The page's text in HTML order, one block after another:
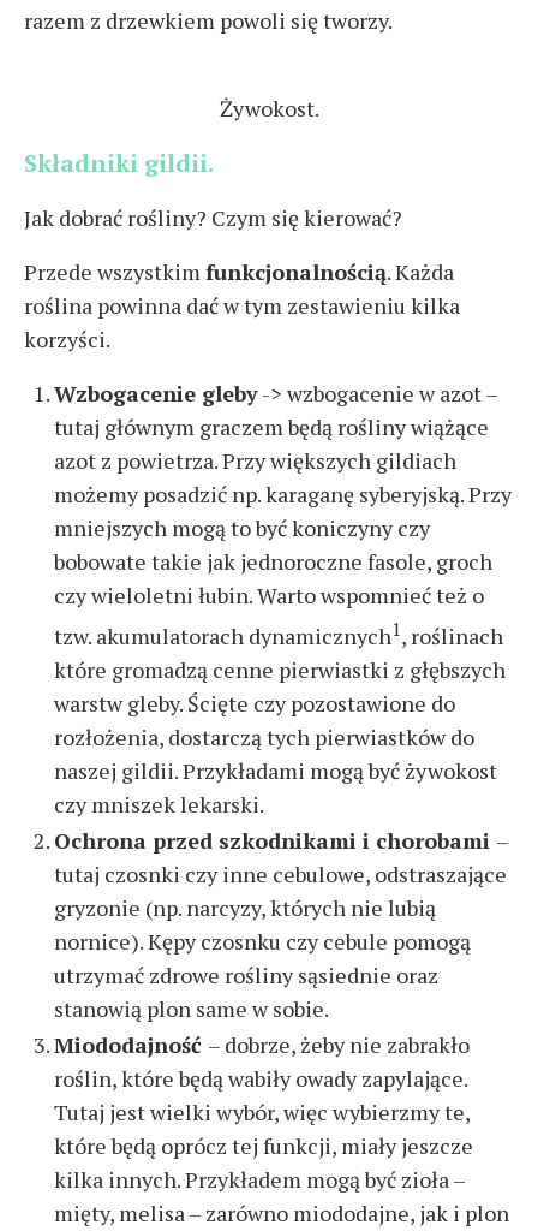
razem z drzewkiem powoli się tworzy.
Żywokost.
Składniki gildii.
Jak dobrać rośliny? Czym się kierować?
Przede wszystkimfunkcjonalnością. Każda
roślina powinna dać w tym zestawieniu kilka
korzyści.
Wzbogacenie gleby-> wzbogacenie w azot –
tutaj głównym graczem będą rośliny wiążące
azot z powietrza. Przy większych gildiach
możemy posadzić np. karaganę syberyjską. Przy
mniejszych mogą to być koniczyny czy
bobowate takie jak jednoroczne fasole, groch
czy wieloletni łubin. Warto wspomnieć też o
tzw. akumulatorach dynamicznych1, roślinach
które gromadzą cenne pierwiastki z głębszych
warstw gleby. Ścięte czy pozostawione do
rozłożenia, dostarczą tych pierwiastków do
naszej gildii. Przykładami mogą być żywokost
czy mniszek lekarski.
Ochrona przed szkodnikami i chorobami –
tutaj czosnki czy inne cebulowe, odstraszające
gryzonie (np. narcyzy, których nie lubią
nornice). Kępy czosnku czy cebule pomogą
utrzymać zdrowe rośliny sąsiednie oraz
stanowią plon same w sobie.
Miododajność – dobrze, żeby nie zabrakło
roślin, które będą wabiły owady zapylające.
Tutaj jest wielki wybór, więc wybierzmy te,
które będą oprócz tej funkcji, miały jeszcze
kilka innych. Przykładem mogą być zioła –
mięty, melisa – zarówno miododajne, jak i plon